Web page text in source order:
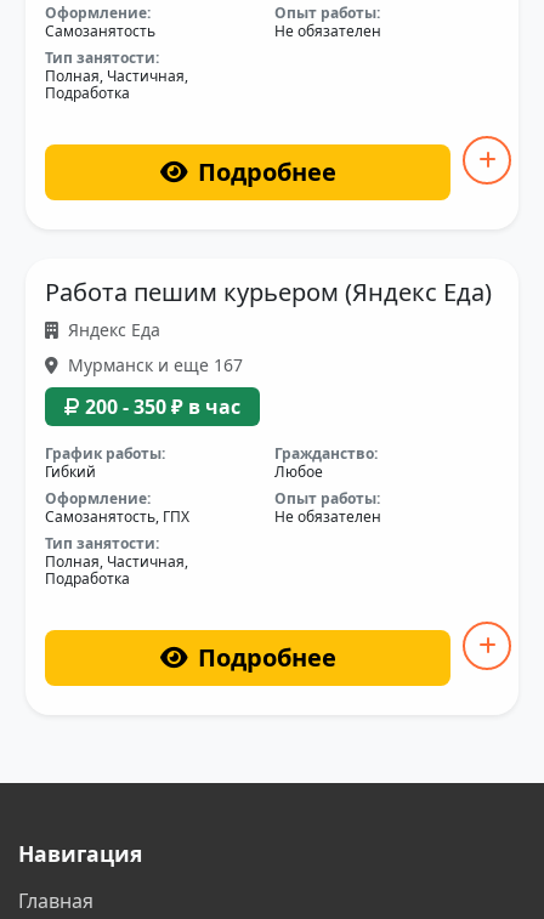
Оформление:
Самозанятость
Опыт работы:
Не обязателен
Тип занятости:
Полная, Частичная,
Подработка
Подробнее
Работа пешим курьером (Яндекс Еда)
Яндекс Еда
Мурманск и еще 167
200 - 350 ₽ в час
График работы:
Гибкий
Гражданство:
Любое
Оформление:
Самозанятость, ГПХ
Опыт работы:
Не обязателен
Тип занятости:
Полная, Частичная,
Подработка
Подробнее
Навигация
Главная